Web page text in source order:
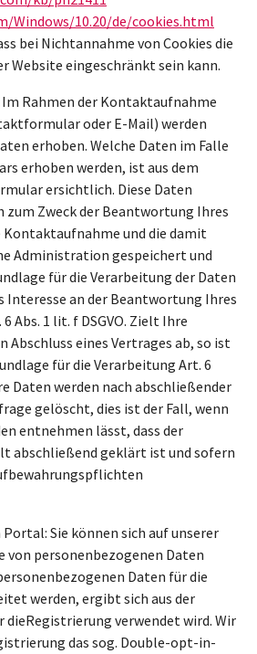
Windows/10.20/de/cookies.html
bei Nichtannahme von Cookies die
Website eingeschränkt sein kann.
Rahmen der Kontaktaufnahme
oder E-Mail) werden
erhoben. Welche Daten im Falle
erhoben werden, ist aus dem
ersichtlich. Diese Daten
zum Zweck der Beantwortung Ihres
Kontaktaufnahme und die damit
Administration gespeichert und
für die Verarbeitung der Daten
Interesse an der Beantwortung Ihres
Abs. 1 lit. f DSGVO. Zielt Ihre
Abschluss eines Vertrages ab, so ist
für die Verarbeitung Art. 6
Daten werden nach abschließender
gelöscht, dies ist der Fall, wenn
entnehmen lässt, dass der
abschließend geklärt ist und sofern
Sie können sich auf unserer
von personenbezogenen Daten
Daten für die
werden, ergibt sich aus der
dieRegistrierung verwendet wird. Wir
das sog. Double-opt-in-